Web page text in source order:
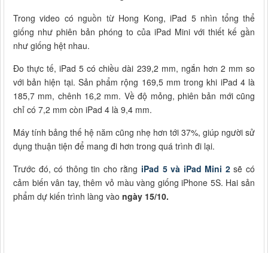
Trong video có nguồn từ Hong Kong, iPad 5 nhìn tổng thể
giống như phiên bản phóng to của iPad Mini với thiết kế gần
như giống hệt nhau.
Đo thực tế, iPad 5 có chiều dài 239,2 mm, ngắn hơn 2 mm so
với bản hiện tại. Sản phẩm rộng 169,5 mm trong khi iPad 4 là
185,7 mm, chênh 16,2 mm. Về độ mỏng, phiên bản mới cũng
chỉ có 7,2 mm còn iPad 4 là 9,4 mm.
Máy tính bảng thế hệ năm cũng nhẹ hơn tới 37%, giúp người sử
dụng thuận tiện để mang đi hơn trong quá trình đi lại.
Trước đó, có thông tin cho rằng iPad 5 và iPad Mini 2sẽ có
cảm biến vân tay, thêm vỏ màu vàng giống iPhone 5S. Hai sản
phẩm dự kiến trình làng vào ngày 15/10.